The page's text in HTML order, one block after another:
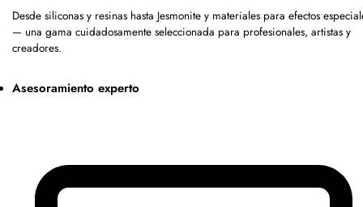
Desde siliconas y resinas hasta Jesmonite y materiales para efectos
— una gama cuidadosamente seleccionada para profesionales, artistas y
creadores.
Asesoramiento experto